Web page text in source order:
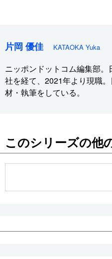
片岡 優佳 KATAOKA Yuka
ニッポンドットコム編集部
社を経て、2021年より現職
材・執筆をしている。
このシリーズの他